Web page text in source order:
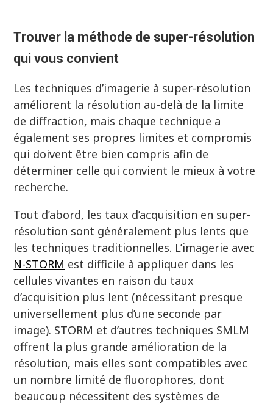
Imaging Comparison with Confocal
septembre 2018
N-STORM with DNA-PAINT for Reliable
Multicolor & 3D Single Molecule
Localization Imaging
novembre 2016
N-SIM for Quantitative Ultra-Structural
Analyses of the Nuclear Lamina
octobre 2016
Super-resolution Imaging of the
Nanoscale Architecture of Sertoli Cell
Cortical F-actin Network
août 2021
Trouver la méthode de super-résolution
qui vous convient
Les techniques d’imagerie à super-résolution
améliorent la résolution au-delà de la limite
de diffraction, mais chaque technique a
également ses propres limites et compromis
qui doivent être bien compris afin de
déterminer celle qui convient le mieux à votre
recherche.
Tout d’abord, les taux d’acquisition en super-
résolution sont généralement plus lents que
les techniques traditionnelles. L’imagerie avec
N-STORM est difficile à appliquer dans les
cellules vivantes en raison du taux
d’acquisition plus lent (nécessitant presque
universellement plus d’une seconde par
image). STORM et d’autres techniques SMLM
offrent la plus grande amélioration de la
résolution, mais elles sont compatibles avec
un nombre limité de fluorophores, dont
beaucoup nécessitent des systèmes de